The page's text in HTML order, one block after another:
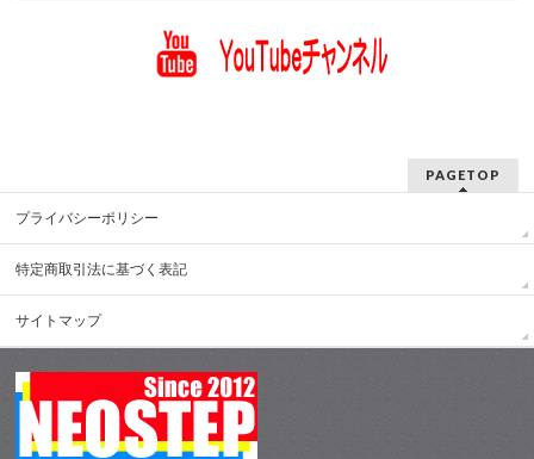
PAGETOP
プライバシーポリシー
特定商取引法に基づく表記
サイトマップ